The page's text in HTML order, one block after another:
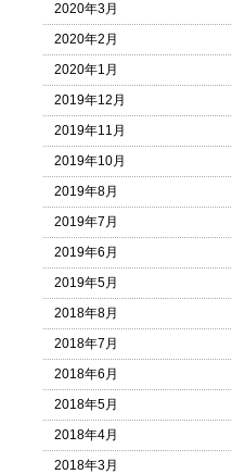
2020年3月
2020年2月
2020年1月
2019年12月
2019年11月
2019年10月
2019年8月
2019年7月
2019年6月
2019年5月
2018年8月
2018年7月
2018年6月
2018年5月
2018年4月
2018年3月